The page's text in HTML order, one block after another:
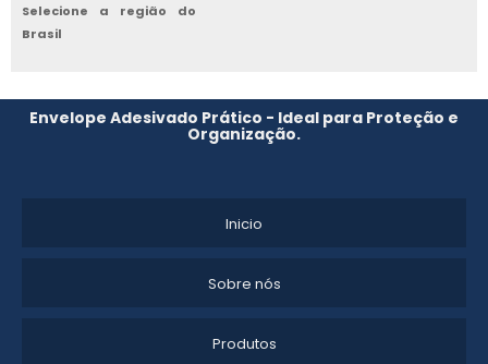
Selecione a região do
Brasil
Envelope Adesivado Prático - Ideal para Proteção e
Organização.
Inicio
Sobre nós
Produtos